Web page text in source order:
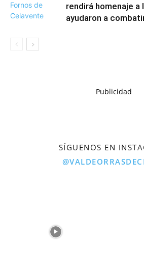
rendirá homenaje a
ayudaron a
Publicidad
SÍGUENOS EN